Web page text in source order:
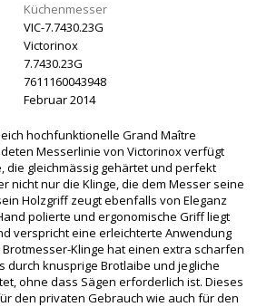
Küchenmesser
VIC-7.7430.23G
Victorinox
7.7430.23G
7611160043948
Februar 2014
hochfunktionelle Grand Maître
Messerlinie von Victorinox verfügt
die gleichmässig gehärtet und perfekt
nicht nur die Klinge, die dem Messer seine
Holzgriff zeugt ebenfalls von Eleganz
polierte und ergonomische Griff liegt
verspricht eine erleichterte Anwendung
Klinge hat einen extra scharfen
durch knusprige Brotlaibe und jegliche
ohne dass Sägen erforderlich ist. Dieses
den privaten Gebrauch wie auch für den